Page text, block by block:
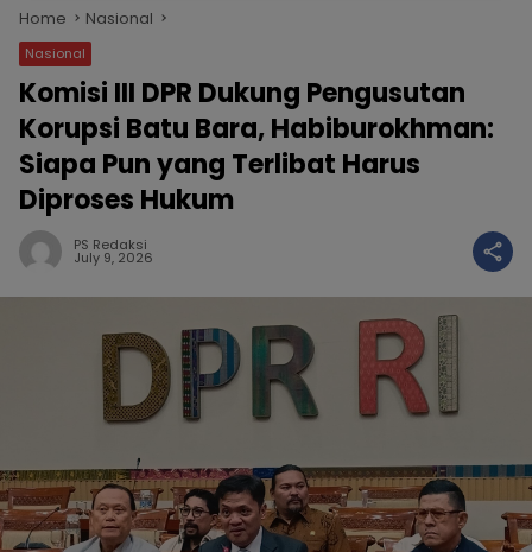
Home Nasional
Nasional
Komisi III DPR Dukung Pengusutan
Korupsi Batu Bara, Habiburokhman:
Siapa Pun yang Terlibat Harus
Diproses Hukum
PS Redaksi
July 9, 2026